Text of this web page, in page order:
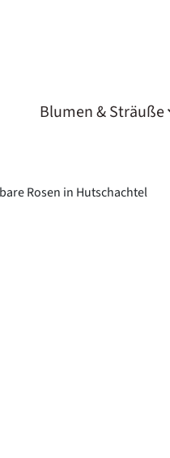
Blumen & Sträuße